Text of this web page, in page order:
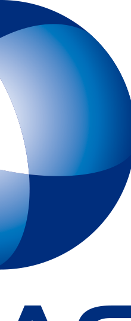
・ポリシー（18歳未満の受験者対象
）およびIELTSセミナー
コース
制度
トレーニング・モジュールについて
について